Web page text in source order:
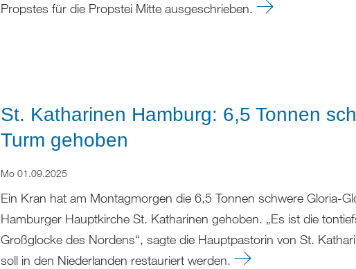
Propstes für die Propstei Mitte ausgeschrieben.
St. Katharinen Hamburg: 6,5 Tonnen
Turm gehoben
Mo 01.09.2025
Ein Kran hat am Montagmorgen die 6,5 Tonnen schwere Gloria-
Hamburger Hauptkirche St. Katharinen gehoben. „Es ist die
Großglocke des Nordens“, sagte die Hauptpastorin von St.
soll in den Niederlanden restauriert werden.